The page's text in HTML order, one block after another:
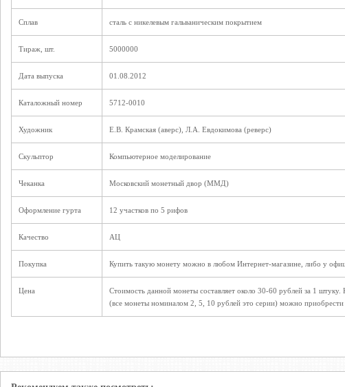
Сплав сталь с никелевым гальваническим покрытием
Тираж, шт. 5000000
Дата выпуска 01.08.2012
Каталожный номер 5712-0010
Художник Е.В. Крамская (аверс), Л.А. Евдокимова (реверс)
Скульптор Компьютерное моделирование
Чеканка Московский монетный двор (ММД)
Оформление гурта 12 участков по 5 рифов
Качество АЦ
Покупка Купить такую монету можно в любом Интернет-магазине, либо у
Цена
Стоимость данной монеты составляет около 30-60 рублей за 1 штуку.
(все монеты номиналом 2, 5, 10 рублей это серии) можно приобрести